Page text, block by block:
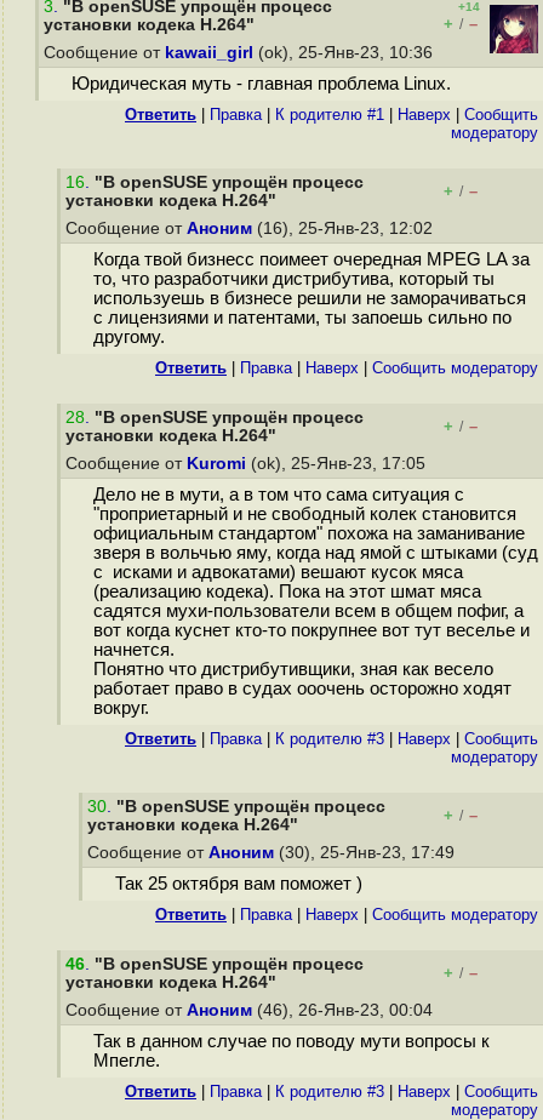
3. "В openSUSE упрощён процесс
установки кодека H.264"
+14
+ / –
Сообщение от kawaii_girl (ok), 25-Янв-23, 10:36
Юридическая муть - главная проблема Linux.
Ответить Правка| К родителю #1 Наверх
Cообщить
модератору
16. "В openSUSE упрощён процесс
установки кодека H.264"
+ / –
Сообщение от Аноним (16), 25-Янв-23, 12:02
Когда твой бизнесс поимеет очередная MPEG LA за
то, что разработчики дистрибутива, который ты
используешь в бизнесе решили не заморачиваться
с лицензиями и патентами, ты запоешь сильно по
другому.
Ответить Правка| Наверх Cообщить модератору
28. "В openSUSE упрощён процесс
установки кодека H.264"
+ / –
Сообщение от Kuromi (ok), 25-Янв-23, 17:05
Дело не в мути, а в том что сама ситуация с
"проприетарный и не свободный колек становится
официальным стандартом" похожа на заманивание
зверя в вольчью яму, когда над ямой с штыками (суд
с исками и адвокатами) вешают кусок мяса
(реализацию кодека). Пока на этот шмат мяса
садятся мухи-пользователи всем в общем пофиг, а
вот когда куснет кто-то покрупнее вот тут веселье и
начнется.
Понятно что дистрибутивщики, зная как весело
работает право в судах ооочень осторожно ходят
вокруг.
Ответить Правка| К родителю #3 Наверх
Cообщить
модератору
30. "В openSUSE упрощён процесс
установки кодека H.264"
+ / –
Сообщение от Аноним (30), 25-Янв-23, 17:49
Так 25 октября вам поможет )
Ответить Правка| Наверх Cообщить модератору
46. "В openSUSE упрощён процесс
установки кодека H.264"
+ / –
Сообщение от Аноним (46), 26-Янв-23, 00:04
Так в данном случае по поводу мути вопросы к
Мпегле.
Ответить Правка| К родителю #3 Наверх
Cообщить
модератору